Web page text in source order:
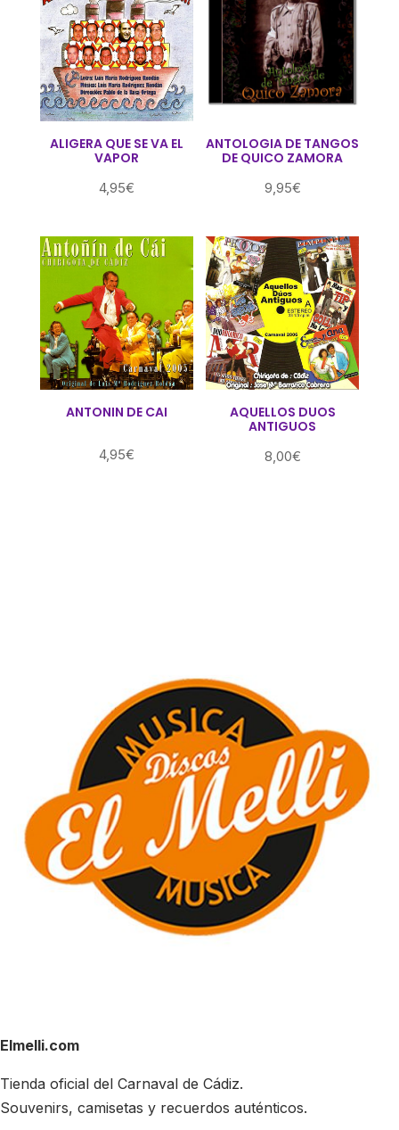
8,00€. 3,95€.
ALIGERA QUE SE VA EL
VAPOR
4,95€
ANTOLOGIA DE TANGOS
DE QUICO ZAMORA
9,95€
ANTONIN DE CAI
4,95€
AQUELLOS DUOS
ANTIGUOS
8,00€
Elmelli.com
Tienda oficial del Carnaval de Cádiz.
Souvenirs, camisetas y recuerdos auténticos.